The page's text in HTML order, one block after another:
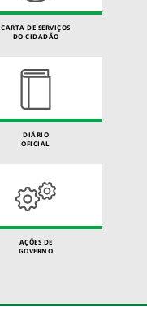
CARTA DE SERVIÇOS
DO CIDADÃO
DIÁRIO
OFICIAL
AÇÕES DE
GOVERNO